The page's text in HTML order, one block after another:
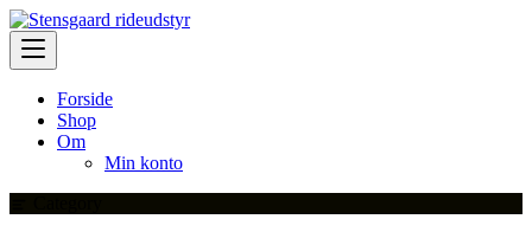
Skip
to
content
Forside
Shop
Om
Min konto